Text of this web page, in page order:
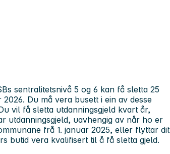
sentralitetsnivå 5 og 6 kan få sletta 25
Du må vera busett i ein av desse
vil få sletta utdanningsgjeld kvart år,
utdanningsgjeld, uavhengig av når ho er
frå 1. januar 2025, eller flyttar dit
butid vera kvalifisert til å få sletta gjeld.